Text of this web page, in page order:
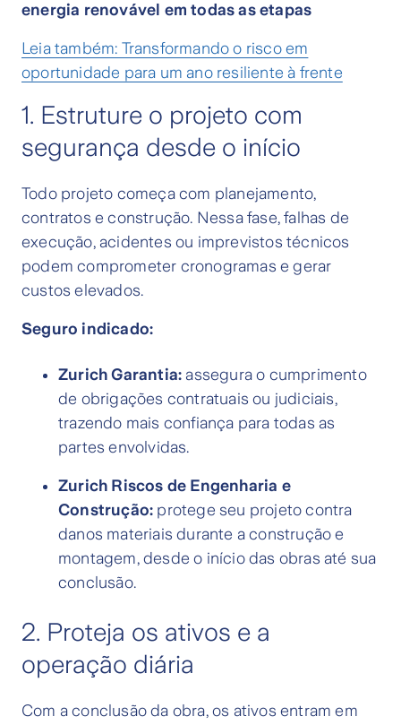
energia renovável em todas as etapas
Leia também: Transformando o risco em
oportunidade para um ano resiliente à frente
1. Estruture o projeto com
segurança desde o início
Todo projeto começa com planejamento,
contratos e construção. Nessa fase, falhas de
execução, acidentes ou imprevistos técnicos
podem comprometer cronogramas e gerar
custos elevados.
Seguro indicado:
Zurich Garantia: assegura o cumprimento
de obrigações contratuais ou judiciais,
trazendo mais confiança para todas as
partes envolvidas.
Zurich Riscos de Engenharia e
Construção: protege seu projeto contra
danos materiais durante a construção e
montagem, desde o início das obras até sua
conclusão.
2. Proteja os ativos e a
operação diária
Com a conclusão da obra, os ativos entram em